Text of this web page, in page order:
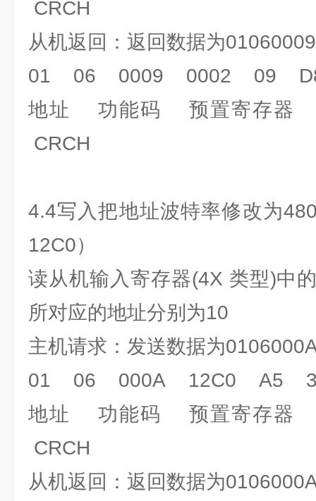
CRCH
从机返回：返回数据为
01 06 0009 0002 09
地址 功能码 预置寄存
CRCH
4.4写入把地址波特率修改为
12C0）
读从机输入寄存器(4X 类型)中
所对应的地址分别为10
主机请求：发送数据为
01 06 000A 12C0 A5
地址 功能码 预置寄存
CRCH
从机返回：返回数据为